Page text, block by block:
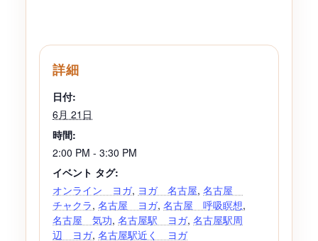
詳細
日付:
6月 21日
時間:
2:00 PM - 3:30 PM
イベント タグ:
オンライン ヨガ, ヨガ 名古屋, 名古屋
チャクラ, 名古屋 ヨガ, 名古屋 呼吸瞑想,
名古屋 気功, 名古屋駅 ヨガ, 名古屋駅周
辺 ヨガ, 名古屋駅近く ヨガ